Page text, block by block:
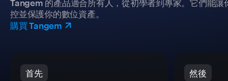
Tangem 的產品適合所有人，從初學者到專家。它們能
控並保護你的數位資產。
購買 Tangem
首先 然後